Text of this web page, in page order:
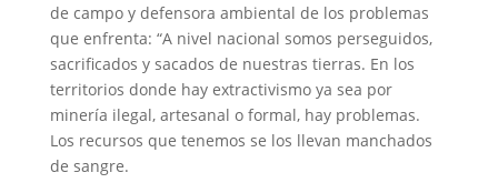
de campo y defensora ambiental de los problemas
que enfrenta: “A nivel nacional somos perseguidos,
sacrificados y sacados de nuestras tierras. En los
territorios donde hay extractivismo ya sea por
minería ilegal, artesanal o formal, hay problemas.
Los recursos que tenemos se los llevan manchados
de sangre.